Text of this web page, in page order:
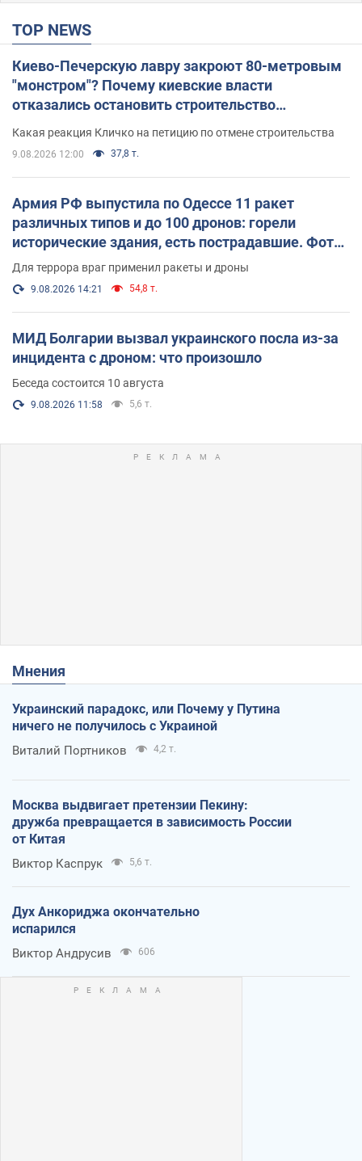
TOP NEWS
Киево-Печерскую лавру закроют 80-метровым
"монстром"? Почему киевские власти
отказались остановить строительство
Какая реакция Кличко на петицию по отмене строительства
9.08.2026 12:00 37,8 т.
Армия РФ выпустила по Одессе 11 ракет
различных типов и до 100 дронов: горели
исторические здания, есть пострадавшие. Фото
и видео
Для террора враг применил ракеты и дроны
9.08.2026 14:21 54,8 т.
МИД Болгарии вызвал украинского посла из-за
инцидента с дроном: что произошло
Беседа состоится 10 августа
9.08.2026 11:58 5,6 т.
Мнения
Украинский парадокс, или Почему у Путина
ничего не получилось с Украиной
Виталий Портников 4,2 т.
Москва выдвигает претензии Пекину:
дружба превращается в зависимость России
от Китая
Виктор Каспрук 5,6 т.
Дух Анкориджа окончательно
испарился
Виктор Андрусив 606